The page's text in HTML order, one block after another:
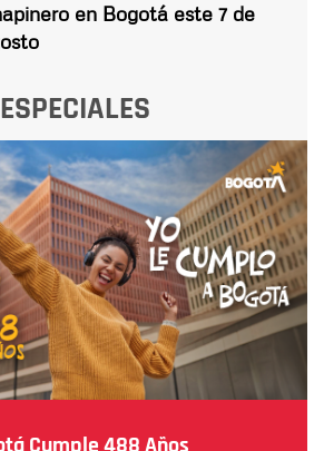
en Bogotá este 7 de
ESPECIALES
Cumple 488 Años